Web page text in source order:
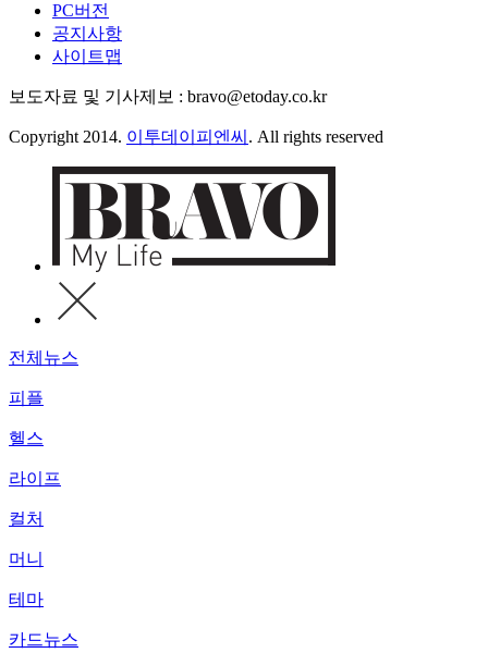
PC버전
공지사항
사이트맵
보도자료 및 기사제보 : bravo@etoday.co.kr
Copyright 2014. 이투데이피엔씨 . All rights reserved
전체뉴스
피플
헬스
라이프
컬처
머니
테마
카드뉴스